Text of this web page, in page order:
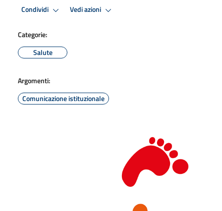
Condividi Vedi azioni
Categorie:
Salute
Argomenti:
Comunicazione istituzionale